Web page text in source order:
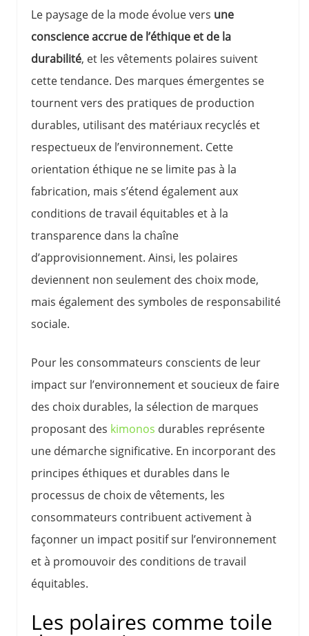
Le paysage de la mode évolue vers une
conscience accrue de l’éthique et de la
durabilité, et les vêtements polaires suivent
cette tendance. Des marques émergentes se
tournent vers des pratiques de production
durables, utilisant des matériaux recyclés et
respectueux de l’environnement. Cette
orientation éthique ne se limite pas à la
fabrication, mais s’étend également aux
conditions de travail équitables et à la
transparence dans la chaîne
d’approvisionnement. Ainsi, les polaires
deviennent non seulement des choix mode,
mais également des symboles de responsabilité
sociale.
Pour les consommateurs conscients de leur
impact sur l’environnement et soucieux de faire
des choix durables, la sélection de marques
proposant des kimonos durables représente
une démarche significative. En incorporant des
principes éthiques et durables dans le
processus de choix de vêtements, les
consommateurs contribuent activement à
façonner un impact positif sur l’environnement
et à promouvoir des conditions de travail
équitables.
Les polaires comme toile